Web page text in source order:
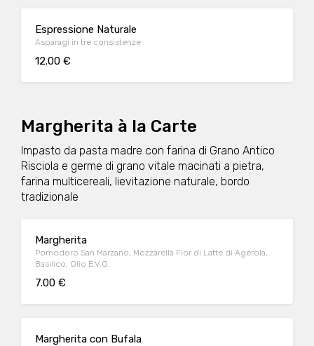
Espressione Naturale
Asparagi in tre consistenze
12.00 €
Margherita à la Carte
Impasto da pasta madre con farina di Grano Antico
Risciola e germe di grano vitale macinati a pietra,
farina multicereali, lievitazione naturale, bordo
tradizionale
Margherita
Pomodoro San Marzano, Mozzarella Fior di Latte di Agerola,
Basilico, Olio E.V.O.
7.00 €
Margherita con Bufala